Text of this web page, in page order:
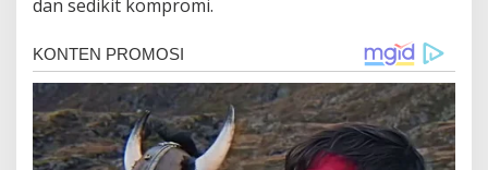
dan sedikit kompromi.